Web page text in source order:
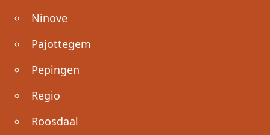
Ninove
Pajottegem
Pepingen
Regio
Roosdaal